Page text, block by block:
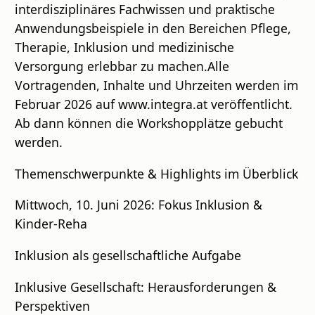
interdisziplinäres Fachwissen und praktische
Anwendungsbeispiele in den Bereichen Pflege,
Therapie, Inklusion und medizinische
Versorgung erlebbar zu machen.Alle
Vortragenden, Inhalte und Uhrzeiten werden im
Februar 2026 auf www.integra.at veröffentlicht.
Ab dann können die Workshopplätze gebucht
werden.
Themenschwerpunkte & Highlights im Überblick
Mittwoch, 10. Juni 2026: Fokus Inklusion &
Kinder-Reha
Inklusion als gesellschaftliche Aufgabe
Inklusive Gesellschaft: Herausforderungen &
Perspektiven